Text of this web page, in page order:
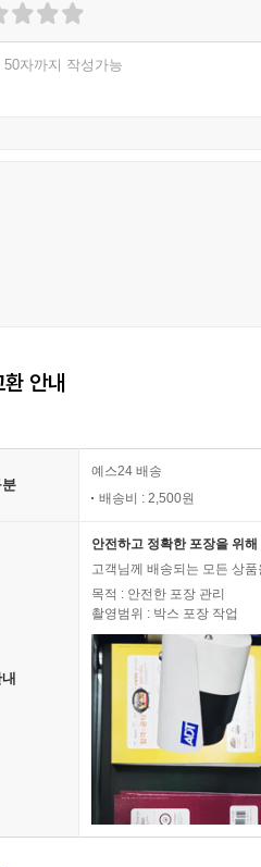
50자까지 작성가능
안내
예스24 배송
배송비 : 2,500원
안전하고 정확한 포장을 위
고객님께 배송되는 모든 상
목적 : 안전한 포장 관리
촬영범위 : 박스 포장 작업